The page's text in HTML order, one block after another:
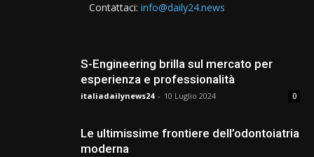
Contattaci: info@daily24.news
S-Engineering brilla sul mercato per
esperienza e professionalità
italiadailynews24 - 10 Luglio 2024 0
Le ultimissime frontiere dell’odontoiatria
moderna